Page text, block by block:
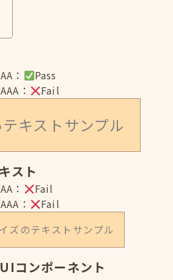
：
Pass
：
Fail
キストサンプル
スト
：
Fail
：
Fail
ズのテキストサンプル
コンポーネント